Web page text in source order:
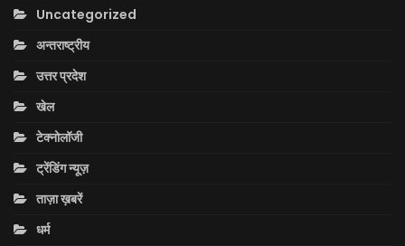
Uncategorized
अन्तराष्ट्रीय
उत्तर प्रदेश
खेल
टेक्नोलॉजी
ट्रेंडिंग न्यूज़
ताज़ा ख़बरें
धर्म